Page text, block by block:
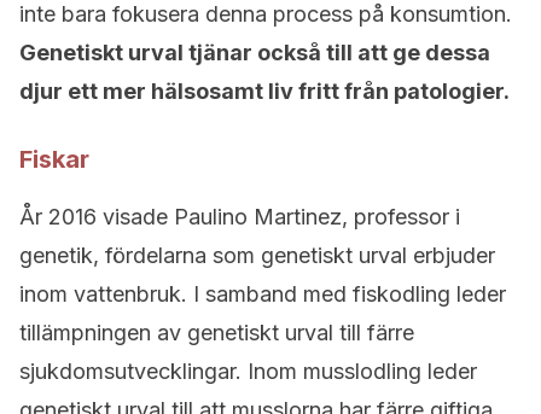
inte bara fokusera denna process på konsumtion.
Genetiskt urval tjänar också till att ge dessa
djur ett mer hälsosamt liv fritt från patologier.
Fiskar
År 2016 visade Paulino Martinez, professor i
genetik, fördelarna som genetiskt urval erbjuder
inom vattenbruk. I samband med fiskodling leder
tillämpningen av genetiskt urval till färre
sjukdomsutvecklingar. Inom musslodling leder